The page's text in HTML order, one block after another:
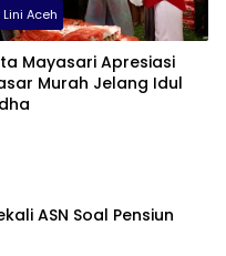
Lini Aceh
Mayasari Apresiasi
Murah Jelang Idul
ASN Soal Pensiun